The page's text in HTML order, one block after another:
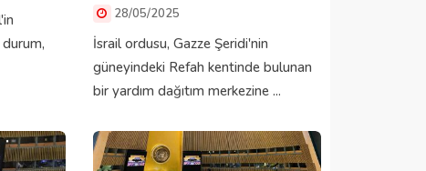
durum,
28/05/2025
İsrail ordusu, Gazze Şeridi'nin
güneyindeki Refah kentinde bulunan
bir yardım dağıtım merkezine ...